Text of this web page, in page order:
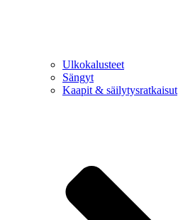
Ulkokalusteet
Sängyt
Kaapit & säilytysratkaisut